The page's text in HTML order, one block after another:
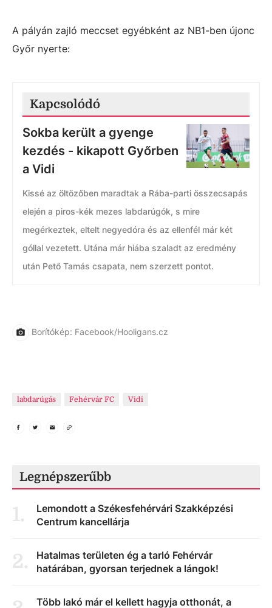
A pályán zajló meccset egyébként az NB1-ben újonc
Győr nyerte:
Kapcsolódó
Sokba került a gyenge
kezdés - kikapott Győrben
a Vidi
Kissé az öltözőben maradtak a Rába-parti összecsapás
elején a piros-kék mezes labdarúgók, s mire
megérkeztek, eltelt negyedóra és az ellenfél már két
góllal vezetett. Utána már hiába szaladt az eredmény
után Pető Tamás csapata, nem szerzett pontot.
Borítókép: Facebook/Hooligans.cz
labdarúgás Fehérvár FC Vidi
Legnépszerűbb
1.
Lemondott a Székesfehérvári Szakképzési
Centrum kancellárja
2.
Hatalmas területen ég a tarló Fehérvár
határában, gyorsan terjednek a lángok!
Több lakó már el kellett hagyja otthonát, a